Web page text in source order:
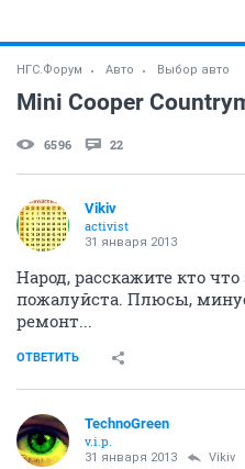
НГС.Форум Авто Выбор авто
6596 22
Vikiv
activist
31 января 2013
Народ, расскажите кто
пожалуйста. Плюсы,
ремонт...
ОТВЕТИТЬ
TechnoGreen
v.i.p.
31 января 2013 Vikiv